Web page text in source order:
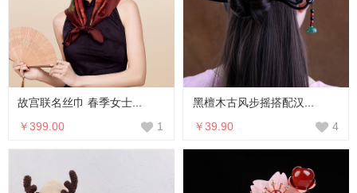
故宫联名丝巾 春季女士...
￥399.00
1
黑檀木古风步摇搭配汉...
￥39.90
4